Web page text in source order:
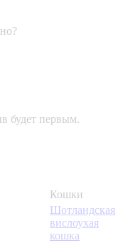
будет первым.
Кошки
Шотландская
вислоухая
кошка